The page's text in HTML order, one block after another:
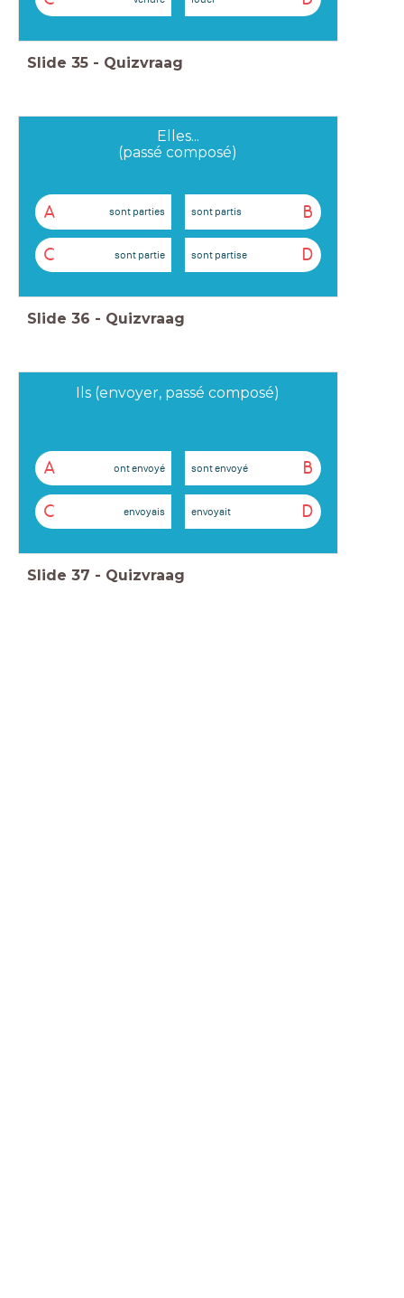
Slide 35 - Quizvraag
Elles...
(passé composé)
A sont parties B
sont partis
C sont partie D
sont partise
Slide 36 - Quizvraag
Ils (envoyer, passé composé)
A ont envoyé B
sont envoyé
C envoyais D
envoyait
Slide 37 - Quizvraag